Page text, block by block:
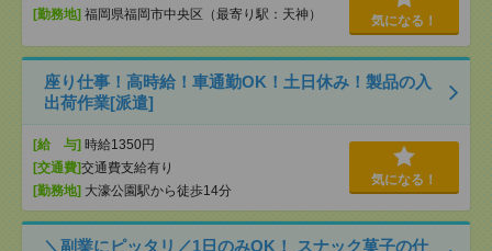
[勤務地] 福岡県福岡市中央区（最寄り駅：天神） 気になる！
座り仕事！高時給！車通勤OK！土日休み！製品の入
出荷作業[派遣]
[給 与] 時給1350円
[交通費]交通費支給有り
[勤務地] 大濠公園駅から徒歩14分
気になる！
＼副業にピッタリ／1日のみOK！ スナック菓子の仕